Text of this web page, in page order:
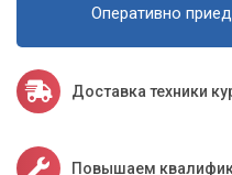
Оперативно
Доставка техники
Повышаем